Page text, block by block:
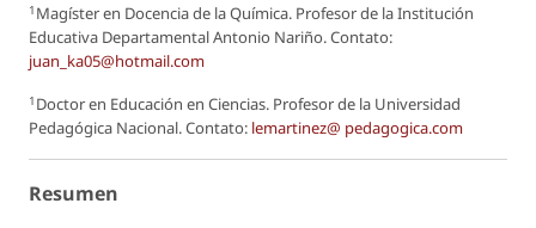
1 Magíster en Docencia de la Química. Profesor de la Institución
Educativa Departamental Antonio Nariño. Contato:
juan_ka05@hotmail.com
1 Doctor en Educación en Ciencias. Profesor de la Universidad
Pedagógica Nacional. Contato: lemartinez@ pedagogica.com
Resumen